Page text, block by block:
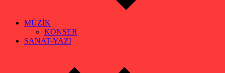
MÜZİK
KONSER
SANAT-YAZI